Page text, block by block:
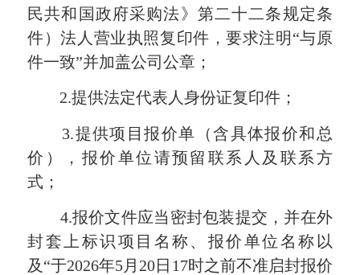
民共和国政府采购法》第二十二条规定条
件）法人营业执照复印件，要求注明“与原
件一致”并加盖公司公章；
2.提供法定代表人身份证复印件；
3.提供项目报价单（含具体报价和总
价），报价单位请预留联系人及联系方
式；
4.报价文件应当密封包装提交，并在外
封套上标识项目名称、报价单位名称以
及“于2026年5月 20日 17时之前不准启封报价